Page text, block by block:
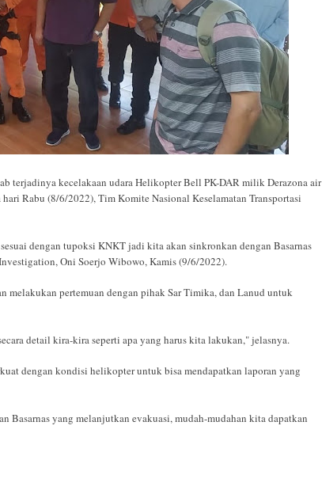
terjadinya kecelakaan udara Helikopter Bell PK-DAR milik Derazona air
Rabu (8/6/2022), Tim Komite Nasional Keselamatan Transportasi
dengan tupoksi KNKT jadi kita akan sinkronkan dengan Basarnas
Oni Soerjo Wibowo, Kamis (9/6/2022).
pertemuan dengan pihak Sar Timika, dan Lanud untuk
detail kira-kira seperti apa yang harus kita lakukan," jelasnya.
dengan kondisi helikopter untuk bisa mendapatkan laporan yang
Basarnas yang melanjutkan evakuasi, mudah-mudahan kita dapatkan